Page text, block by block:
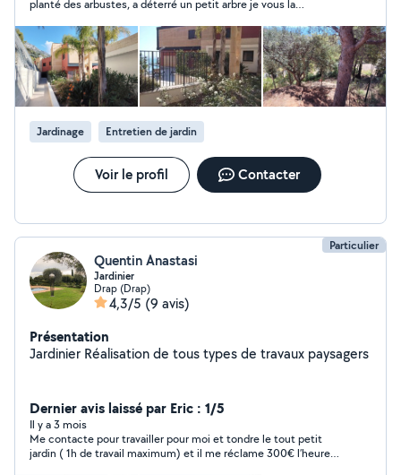
rends disponible rapidement. Pour les particuliers,
envoie de facture systématique pour le crédit d'impôt.
planté des arbustes, a déterré un petit arbre je vous la
femme. Elle travaille rapidement, les prix sont honnêtes. Elle
est pleine de conseils. Elle reviendra chez moi c'est sûr. elle
accepte les chèques CESU et c'est donc déductible des
impôts Merci encore.
Jardinage Entretien de jardin
Voir le profil Contacter
Particulier
Quentin Anastasi
Jardinier
Drap (Drap)
4,3/5 (9 avis)
Présentation
Jardinier Réalisation de tous types de travaux paysagers
Dernier avis laissé par Eric : 1/5
Il y a 3 mois
Me contacte pour travailler pour moi et tondre le tout petit
jardin ( 1h de travail maximum) et il me réclame 300€ l’heure